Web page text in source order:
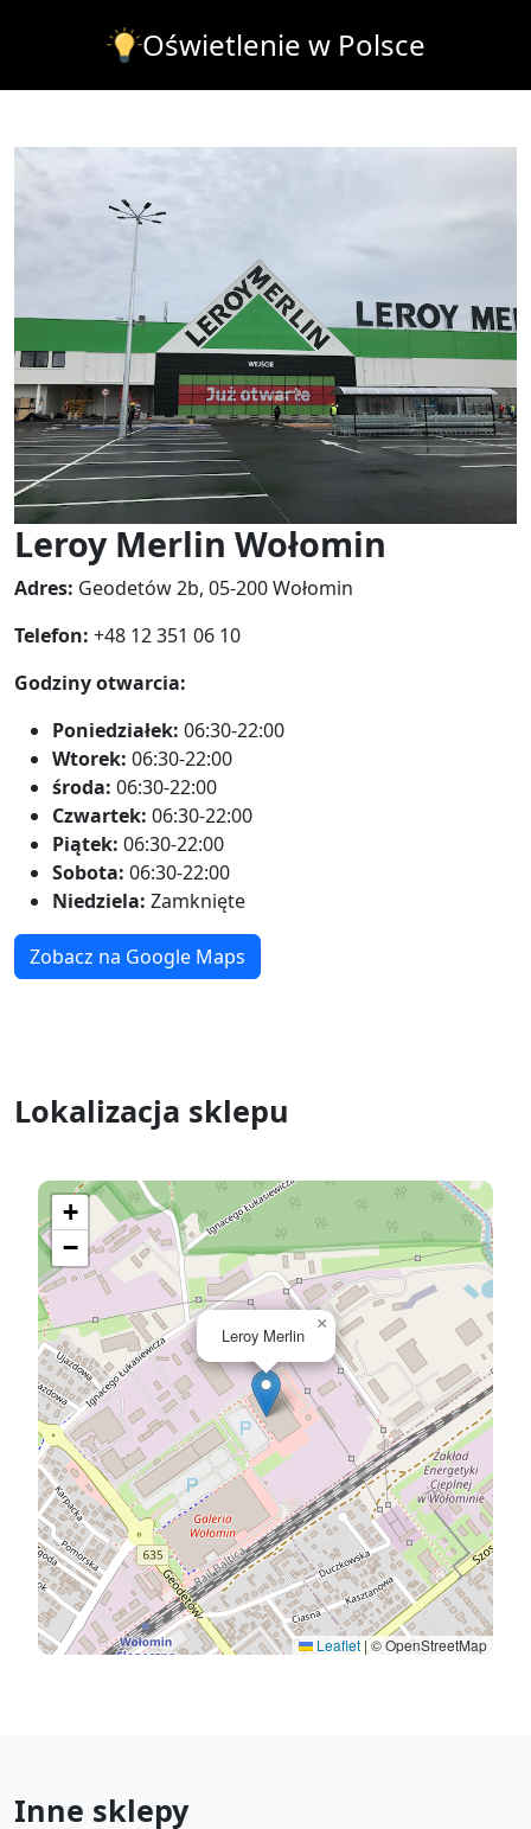
Oświetlenie w Polsce
Leroy Merlin Wołomin
Adres: Geodetów 2b, 05-200 Wołomin
Telefon: +48 12 351 06 10
Godziny otwarcia:
Poniedziałek: 06:30-22:00
Wtorek: 06:30-22:00
środa: 06:30-22:00
Czwartek: 06:30-22:00
Piątek: 06:30-22:00
Sobota: 06:30-22:00
Niedziela: Zamknięte
Zobacz na Google Maps
Lokalizacja sklepu
Leroy Merlin
×
+
−
Leaflet|© OpenStreetMap
Inne sklepy